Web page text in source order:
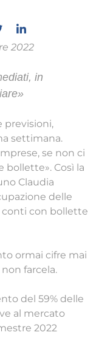
2022
in
previsioni,
settimana.
se non ci
bollette». Così la
Claudia
delle
conti con bollette
ormai cifre mai
farcela.
del 59% delle
al mercato
2022